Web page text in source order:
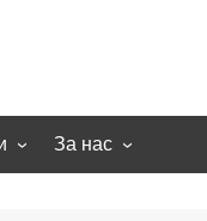
За нас